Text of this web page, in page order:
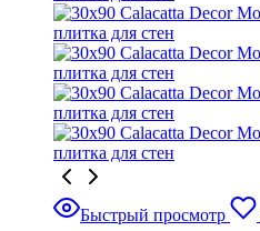
Быстрый просмотр